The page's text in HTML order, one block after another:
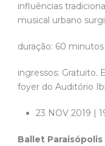
influências
musical urbano
duração: 60
ingressos: Gratuito.
foyer do Auditório
23 NOV 2019 |
Ballet